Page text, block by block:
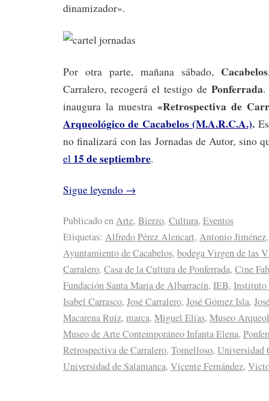
dinamizador».
Por otra parte, mañana sábado, Cacabelos
Carralero, recogerá el testigo dePonferrada.
inaugura la muestra«Retrospectiva de
Arqueológico de Cacabelos (M.A.R.C.A.).
no finalizará con las Jornadas de Autor, sino
el 15 de septiembre.
Sigue leyendo →
Publicado enArte, Bierzo, Cultura, Eventos
Etiquetas: Alfredo Pérez Alencart, Antonio Jiménez
Ayuntamiento de Cacabelos, bodega Virgen de las
Carralero, Casa de la Cultura de Ponferrada, Cine
Fundación Santa María de Albarracín, IEB, Instituto
Isabel Carrasco, José Carralero, José Gómez Isla,
Macarena Ruíz, marca, Miguel Elías, Museo
Museo de Arte Contemporáneo Infanta Elena,
Retrospectiva de Carralero, Tomelloso, Universidad
Universidad de Salamanca, Vicente Fernández,